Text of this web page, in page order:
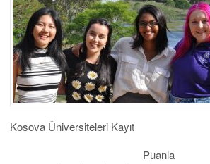
Kosova Üniversiteleri Kayıt
Puanla